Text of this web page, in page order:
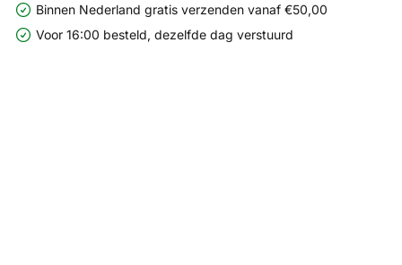
Binnen Nederland gratis verzenden vanaf €50,00
Voor 16:00 besteld, dezelfde dag verstuurd